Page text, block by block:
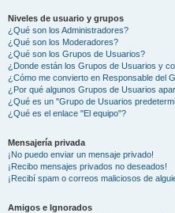
Niveles de usuario y grupos
¿Qué son los Administradores?
¿Qué son los Moderadores?
¿Qué son los Grupos de Usuarios?
¿Donde están los Grupos de Usuarios y
¿Cómo me convierto en Responsable del
¿Por qué algunos Grupos de Usuarios
¿Qué es un "Grupo de Usuarios
¿Qué es el enlace "El equipo"?
Mensajería privada
¡No puedo enviar un mensaje privado!
¡Recibo mensajes privados no deseados!
¡Recibí spam o correos maliciosos de
Amigos e Ignorados